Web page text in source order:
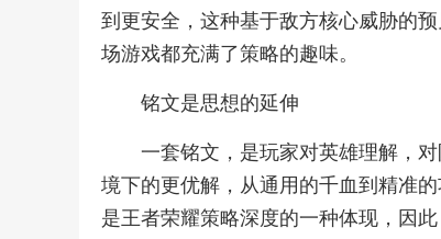
到更安全，这种基于敌方核心威胁的
场游戏都充满了策略的趣味。
铭文是思想的延伸
一套铭文，是玩家对英雄理解，
境下的更优解，从通用的千血到精准
是王者荣耀策略深度的一种体现，因